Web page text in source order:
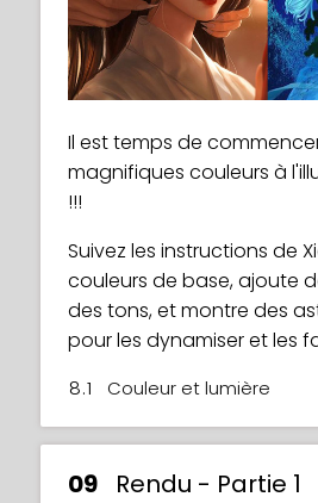
Il est temps de
magnifiques couleurs à
!!!
Suivez les instructions de
couleurs de base, ajoute
des tons, et montre des
pour les dynamiser et les
8.1 Couleur et lumière
09 Rendu - Partie 1